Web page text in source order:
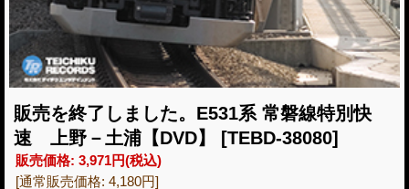
販売を終了しました。E531系 常磐線特別快
速 上野－土浦【DVD】
[TEBD-38080]
販売価格: 3,971円(税込)
[通常販売価格: 4,180円]